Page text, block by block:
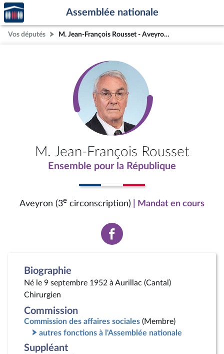
Aller au contenu
Aller en bas de la page
Accèder
à la
page
d'accueil
Assemblée nationale
Vos députés M. Jean-François Rousset - Aveyron (3e circonscription)
M. Jean-François Rousset
Ensemble pour la République
Aveyron (3e circonscription) | Mandat en cours
Voir
la
Biographie
Né le 9 septembre 1952 à Aurillac (Cantal)
Chirurgien
Commission
Commission des affaires sociales (Membre)
autres fonctions à l'Assemblée nationale
Suppléant